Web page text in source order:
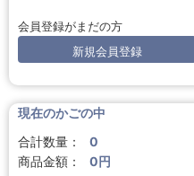
会員登録がまだの方
新規会員登録
現在のかごの中
合計数量：
0
商品金額：
0円